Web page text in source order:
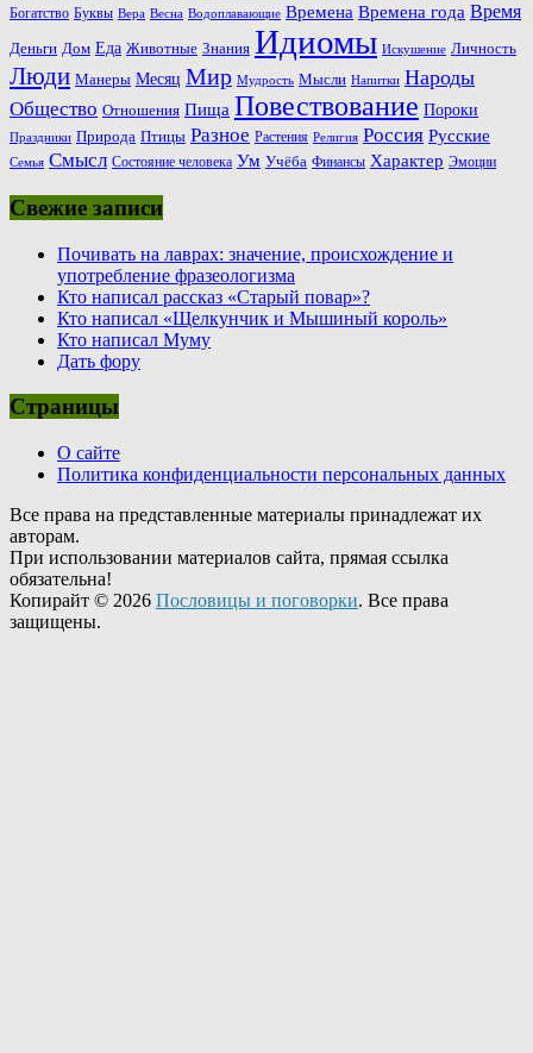
Богатство Буквы Вера Весна Водоплавающие Времена Времена года Время
Деньги Дом Еда Животные Знания Идиомы Искушение Личность
Люди Манеры Месяц Мир Мудрость Мысли Напитки Народы
Общество Отношения Пища Повествование Пороки
Праздники Природа Птицы Разное Растения Религия Россия Русские
Семья Смысл Состояние человека Ум Учёба Финансы Характер Эмоции
Свежие записи
Почивать на лаврах: значение, происхождение и
употребление фразеологизма
Кто написал рассказ «Старый повар»?
Кто написал «Щелкунчик и Мышиный король»
Кто написал Муму
Дать фору
Страницы
О сайте
Политика конфиденциальности персональных данных
Все права на представленные материалы принадлежат их
авторам.
При использовании материалов сайта, прямая ссылка
обязательна!
Копирайт © 2026 Пословицы и поговорки. Все права
защищены.